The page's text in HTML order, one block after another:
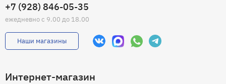
+7 (928) 846-05-35
ежедневно с 9.00 до 18.00
Наши магазины
Интернет-магазин